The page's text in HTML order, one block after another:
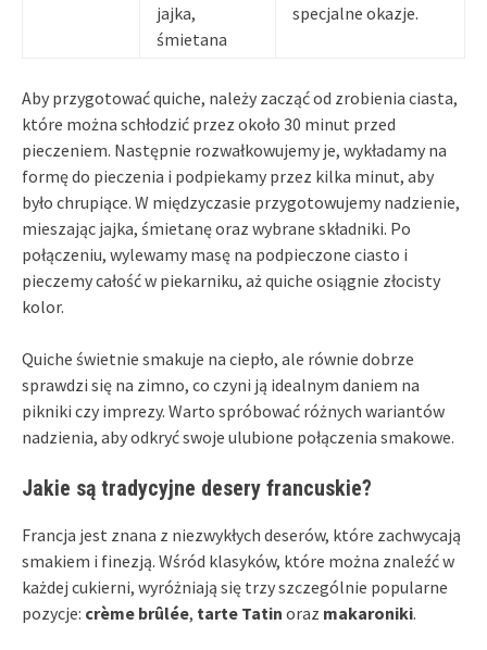
jajka,
śmietana
specjalne okazje.
Aby przygotować quiche, należy zacząć od zrobienia ciasta,
które można schłodzić przez około 30 minut przed
pieczeniem. Następnie rozwałkowujemy je, wykładamy na
formę do pieczenia i podpiekamy przez kilka minut, aby
było chrupiące. W międzyczasie przygotowujemy nadzienie,
mieszając jajka, śmietanę oraz wybrane składniki. Po
połączeniu, wylewamy masę na podpieczone ciasto i
pieczemy całość w piekarniku, aż quiche osiągnie złocisty
kolor.
Quiche świetnie smakuje na ciepło, ale równie dobrze
sprawdzi się na zimno, co czyni ją idealnym daniem na
pikniki czy imprezy. Warto spróbować różnych wariantów
nadzienia, aby odkryć swoje ulubione połączenia smakowe.
Jakie są tradycyjne desery francuskie?
Francja jest znana z niezwykłych deserów, które zachwycają
smakiem i finezją. Wśród klasyków, które można znaleźć w
każdej cukierni, wyróżniają się trzy szczególnie popularne
pozycje: crème brûlée, tarte Tatin oraz makaroniki.